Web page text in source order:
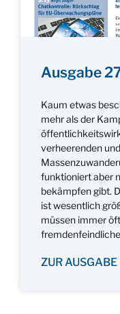
Ausgabe
Kaum etwas
mehr als der
verheerenden
funktioniert aber
bekämpfen gibt.
ist wesentlich
müssen immer
ZUR AUSGABE